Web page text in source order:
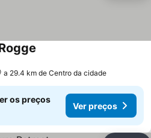
a 29.4 km de Centro da cidade
os preços
Ver preços